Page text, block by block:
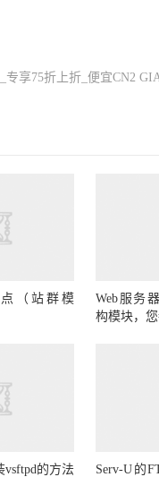
专享75折上折_便宜CN2
点（站群模
Web服务
构模块，您
vsftpd的方法
Serv-U的